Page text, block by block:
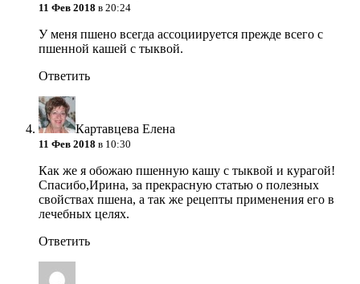
11 Фев 2018 в 20:24
У меня пшено всегда ассоциируется прежде всего с
пшенной кашей с тыквой.
Ответить
Картавцева Елена
11 Фев 2018 в 10:30
Как же я обожаю пшенную кашу с тыквой и курагой!
Спасибо,Ирина, за прекрасную статью о полезных
свойствах пшена, а так же рецепты применения его в
лечебных целях.
Ответить